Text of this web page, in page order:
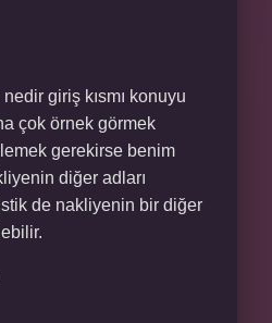
giriş kısmı konuyu
çok örnek görmek
gerekirse benim
diğer adları
de nakliyenin bir diğer